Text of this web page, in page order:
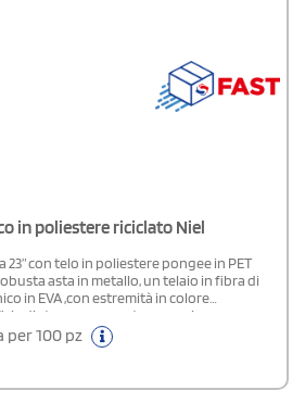
in poliestere riciclato Niel
con telo in poliestere pongee in PET
asta in metallo, un telaio in fibra di
in EVA ,con estremità in colore
di stampa presente su ogni
PET riciclato.
per 100 pz